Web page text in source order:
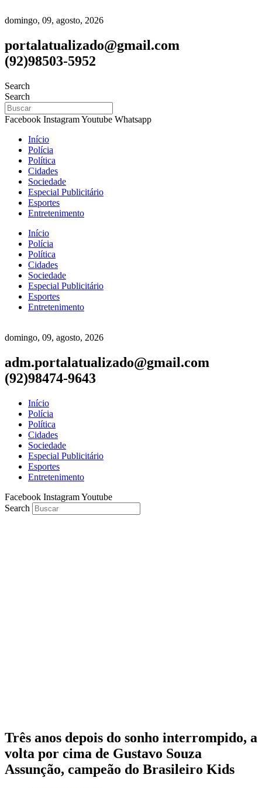
domingo, 09, agosto, 2026
portalatualizado@gmail.com
(92)98503-5952
Search
Search
Facebook InstagramYoutube Whatsapp
Início
Polícia
Política
Cidades
Sociedade
Especial Publicitário
Esportes
Entretenimento
Início
Polícia
Política
Cidades
Sociedade
Especial Publicitário
Esportes
Entretenimento
domingo, 09, agosto, 2026
adm.portalatualizado@gmail.com
(92)98474-9643
Início
Polícia
Política
Cidades
Sociedade
Especial Publicitário
Esportes
Entretenimento
Facebook InstagramYoutube
Search
Três anos depois do sonho interrompido, a
volta por cima de Gustavo Souza
Assunção, campeão do Brasileiro Kids